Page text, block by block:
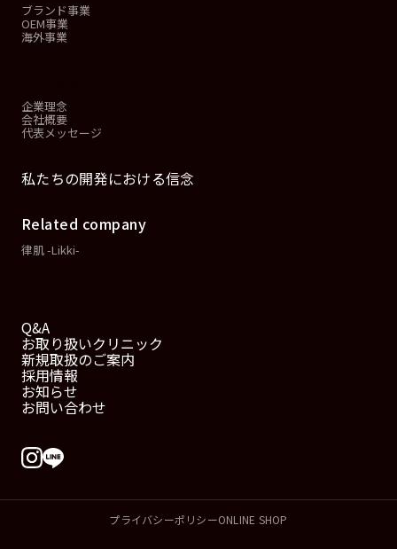
ブランド事業
OEM事業
海外事業
企業理念
会社概要
代表メッセージ
私たちの開発における信念
Related company
律肌 -Likki-
Q&A
お取り扱いクリニック
新規取扱のご案内
採用情報
お知らせ
お問い合わせ
プライバシーポリシーONLINE SHOP